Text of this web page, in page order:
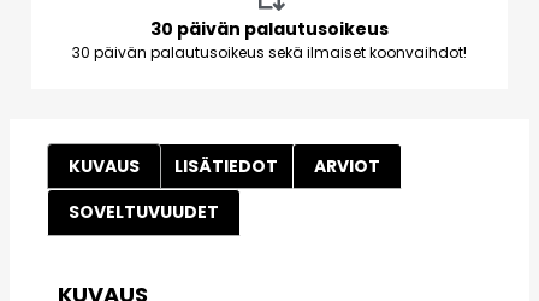
30 päivän palautusoikeus
30 päivän palautusoikeus sekä ilmaiset koonvaihdot!
KUVAUS LISÄTIEDOT
ARVIOT
SOVELTUVUUDET
KUVAUS